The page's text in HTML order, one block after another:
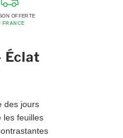
OFFERTE
FRANCE
Éclat
des jours
les feuilles